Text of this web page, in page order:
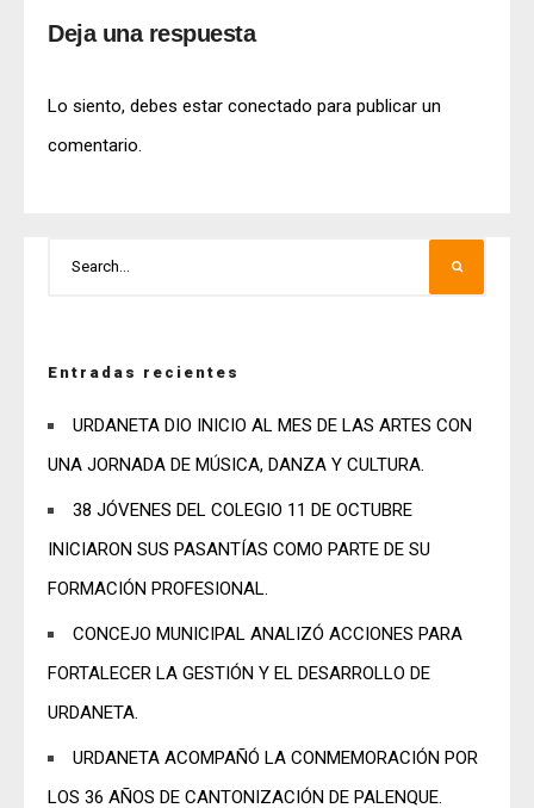
Deja una respuesta
Lo siento, debes estar conectado para publicar un
comentario.
Entradas recientes
URDANETA DIO INICIO AL MES DE LAS ARTES CON
UNA JORNADA DE MÚSICA, DANZA Y CULTURA.
38 JÓVENES DEL COLEGIO 11 DE OCTUBRE
INICIARON SUS PASANTÍAS COMO PARTE DE SU
FORMACIÓN PROFESIONAL.
CONCEJO MUNICIPAL ANALIZÓ ACCIONES PARA
FORTALECER LA GESTIÓN Y EL DESARROLLO DE
URDANETA.
URDANETA ACOMPAÑÓ LA CONMEMORACIÓN POR
LOS 36 AÑOS DE CANTONIZACIÓN DE PALENQUE.